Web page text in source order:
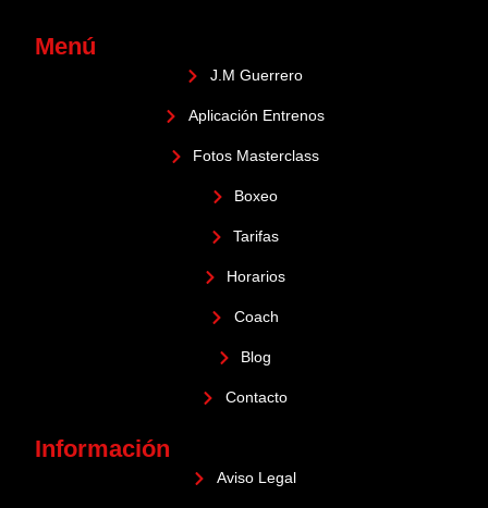
Menú
J.M Guerrero
Aplicación Entrenos
Fotos Masterclass
Boxeo
Tarifas
Horarios
Coach
Blog
Contacto
Información
Aviso Legal